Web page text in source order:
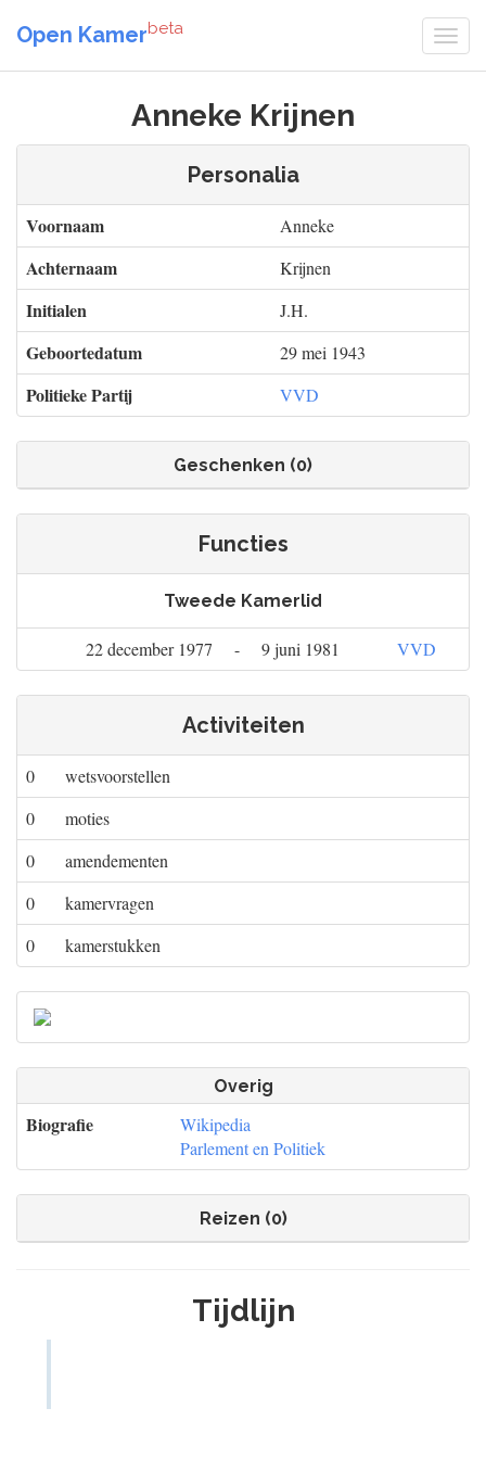
Open Kamerbeta
Anneke Krijnen
Personalia
Voornaam Anneke
Achternaam Krijnen
Initialen J.H.
Geboortedatum 29 mei 1943
Politieke Partij VVD
Geschenken (0)
Functies
Tweede Kamerlid
22 december 1977 - 9 juni 1981 VVD
Activiteiten
0
wetsvoorstellen
0
moties
0
amendementen
0
kamervragen
0
kamerstukken
Overig
Biografie
Wikipedia
Parlement en Politiek
Reizen (0)
Tijdlijn